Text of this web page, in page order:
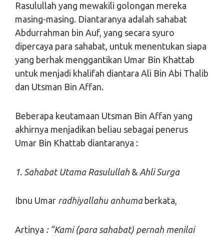
Rasulullah yang mewakili golongan mereka
masing-masing. Diantaranya adalah sahabat
Abdurrahman bin Auf, yang secara syuro
dipercaya para sahabat, untuk menentukan siapa
yang berhak menggantikan Umar Bin Khattab
untuk menjadi khalifah diantara Ali Bin Abi Thalib
dan Utsman Bin Affan.
Beberapa keutamaan Utsman Bin Affan yang
akhirnya menjadikan beliau sebagai penerus
Umar Bin Khattab diantaranya :
1. Sahabat Utama Rasulullah & Ahli Surga
Ibnu Umar radhiyallahu anhumaberkata,
Artinya : “Kami (para sahabat) pernah menilai